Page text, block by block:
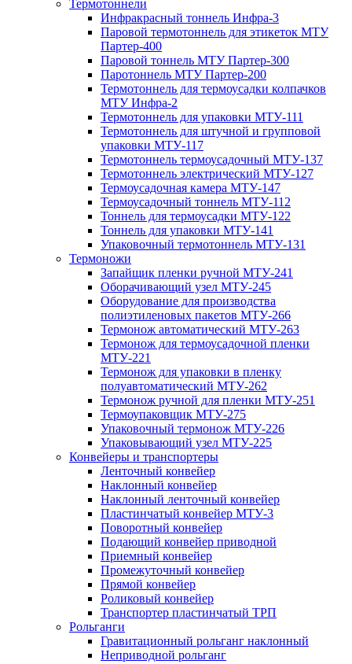
Термотоннели
Инфракрасный тоннель Инфра-3
Паровой термотоннель для этикеток МТУ
Партер-400
Паровой тоннель МТУ Партер-300
Паротоннель МТУ Партер-200
Термотоннель для термоусадки колпачков
МТУ Инфра-2
Термотоннель для упаковки МТУ-111
Термотоннель для штучной и групповой
упаковки МТУ-117
Термотоннель термоусадочный МТУ-137
Термотоннель электрический МТУ-127
Термоусадочная камера МТУ-147
Термоусадочный тоннель МТУ-112
Тоннель для термоусадки МТУ-122
Тоннель для упаковки МТУ-141
Упаковочный термотоннель МТУ-131
Термоножи
Запайщик пленки ручной МТУ-241
Оборачивающий узел МТУ-245
Оборудование для производства
полиэтиленовых пакетов МТУ-266
Термонож автоматический МТУ-263
Термонож для термоусадочной пленки
МТУ-221
Термонож для упаковки в пленку
полуавтоматический МТУ-262
Термонож ручной для пленки МТУ-251
Термоупаковщик МТУ-275
Упаковочный термонож МТУ-226
Упаковывающий узел МТУ-225
Конвейеры и транспортеры
Ленточный конвейер
Наклонный конвейер
Наклонный ленточный конвейер
Пластинчатый конвейер МТУ-3
Поворотный конвейер
Подающий конвейер приводной
Приемный конвейер
Промежуточный конвейер
Прямой конвейер
Роликовый конвейер
Транспортер пластинчатый ТРП
Рольганги
Гравитационный рольганг наклонный
Неприводной рольганг